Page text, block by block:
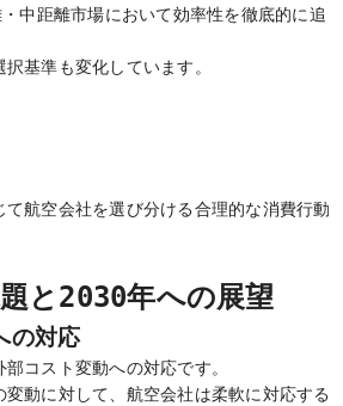
中距離市場において効率性を徹底的に追
基準も変化しています。
航空会社を選び分ける合理的な消費行動
と2030年への展望
の対応
コスト変動への対応です。
動に対して、航空会社は柔軟に対応する